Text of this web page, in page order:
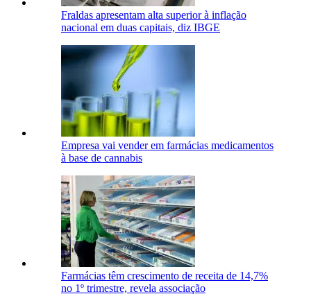
Fraldas apresentam alta superior à inflação
nacional em duas capitais, diz IBGE
Empresa vai vender em farmácias medicamentos
à base de cannabis
Farmácias têm crescimento de receita de 14,7%
no 1º trimestre, revela associação